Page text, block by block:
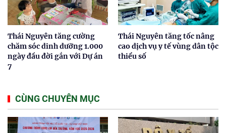
Thái Nguyên tăng cường
chăm sóc dinh dưỡng 1.000
ngày đầu đời gắn với Dự án
7
Thái Nguyên tăng tốc nâng
cao dịch vụ y tế vùng dân tộc
thiểu số
CÙNG CHUYÊN MỤC